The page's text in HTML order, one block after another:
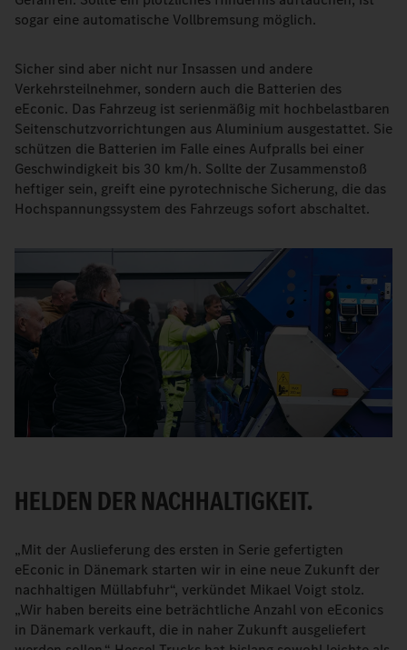
sogar eine automatische Vollbremsung möglich.
Sicher sind aber nicht nur Insassen und andere
Verkehrsteilnehmer, sondern auch die Batterien des
eEconic. Das Fahrzeug ist serienmäßig mit hochbelastbaren
Seitenschutzvorrichtungen aus Aluminium ausgestattet. Sie
schützen die Batterien im Falle eines Aufpralls bei einer
Geschwindigkeit bis 30 km/h. Sollte der Zusammenstoß
heftiger sein, greift eine pyrotechnische Sicherung, die das
Hochspannungssystem des Fahrzeugs sofort abschaltet.
HELDEN DER NACHHALTIGKEIT.
„Mit der Auslieferung des ersten in Serie gefertigten
eEconic in Dänemark starten wir in eine neue Zukunft der
nachhaltigen Müllabfuhr“, verkündet Mikael Voigt stolz.
„Wir haben bereits eine beträchtliche Anzahl von eEconics
in Dänemark verkauft, die in naher Zukunft ausgeliefert